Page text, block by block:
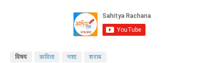
विषय कविता नशा शराब